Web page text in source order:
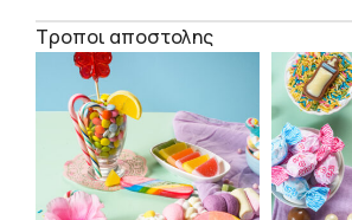
Τροποι αποστολης